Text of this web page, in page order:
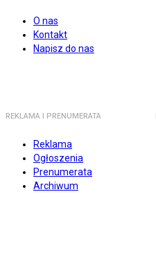
O nas
Kontakt
Napisz do nas
REKLAMA I PRENUMERATA
Reklama
Ogłoszenia
Prenumerata
Archiwum